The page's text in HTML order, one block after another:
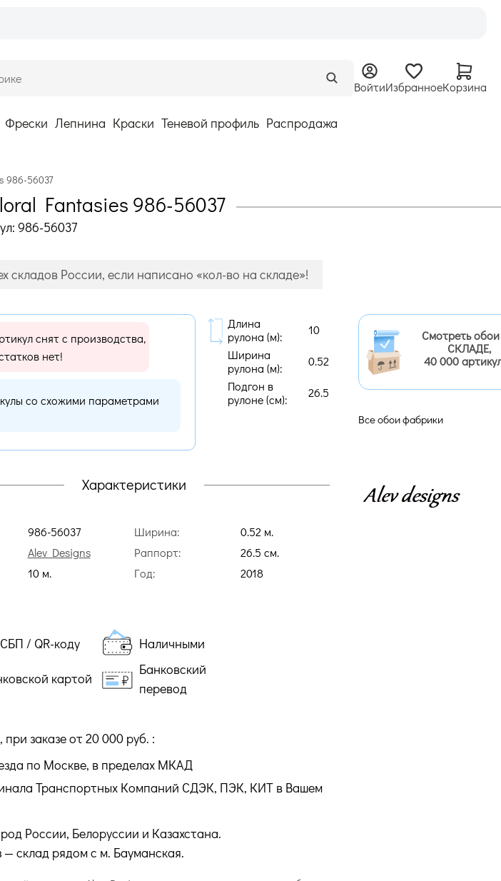
ВойтиИзбранноеКорзина
Фрески Лепнина Краски Теневой профиль Распродажа
986-56037
Fantasies 986-56037
986-56037
складов России, если написано «кол-во на складе»!
снят с производства,
нет!
со схожими параметрами
Длина
рулона (м):
10
Ширина
рулона (м):
0.52
Подгон в
рулоне (cм):
26.5
Характеристики
986-56037
Alev Designs
10 м.
Ширина:
0.52 м.
Раппорт:
26.5 cм.
Год:
2018
/ QR-коду Наличными
картой
Банковский
перевод
при заказе от 20 000 руб. :
по Москве, в пределах МКАД
Транспортных Компаний СДЭК, ПЭК, КИТ в Вашем
России, Белоруссии и Казахстана.
склад рядом с м. Бауманская.
Смотреть
СКЛАДЕ,
40 000
Все обои фабрики